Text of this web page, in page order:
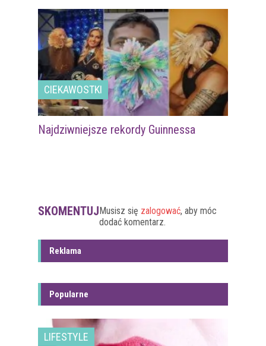
CIEKAWOSTKI
Najdziwniejsze rekordy Guinnessa
SKOMENTUJMusisz się zalogować, aby móc
dodać komentarz.
Reklama
Popularne
LIFESTYLE